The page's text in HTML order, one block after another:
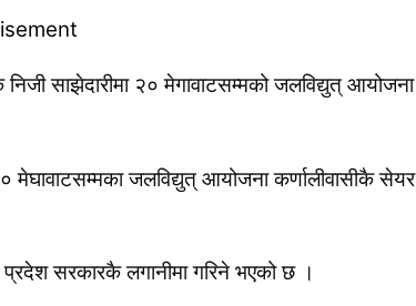
साझेदारीमा २० मेगावाटसम्मको जलविद्युत् आयोजना
मेघावाटसम्मका जलविद्युत् आयोजना कर्णालीवासीकै सेयर
प्रदेश सरकारकै लगानीमा गरिने भएको छ ।